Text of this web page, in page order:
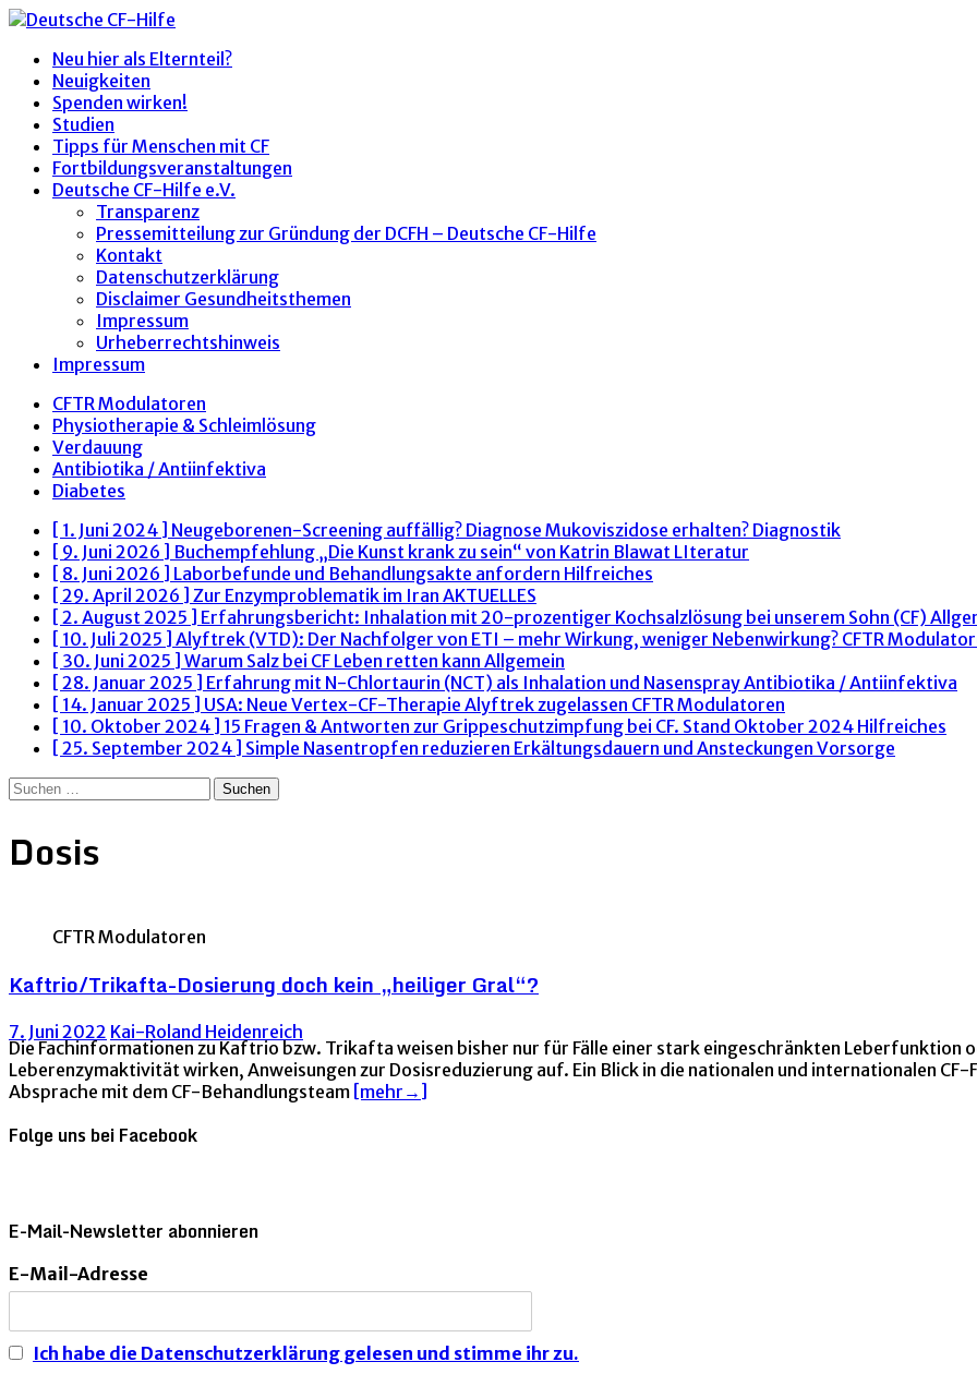
Neu hier als Elternteil?
Neuigkeiten
Spenden wirken!
Studien
Tipps für Menschen mit CF
Fortbildungsveranstaltungen
Deutsche CF-Hilfe e.V.
Transparenz
Pressemitteilung zur Gründung der DCFH – Deutsche CF-Hilfe
Kontakt
Datenschutzerklärung
Disclaimer Gesundheitsthemen
Impressum
Urheberrechtshinweis
Impressum
CFTR Modulatoren
Physiotherapie & Schleimlösung
Verdauung
Antibiotika / Antiinfektiva
Diabetes
[ 1. Juni 2024 ] Neugeborenen-Screening auffällig? Diagnose Mukoviszidose erhalten? Diagnostik
[ 9. Juni 2026 ] Buchempfehlung „Die Kunst krank zu sein“ von Katrin Blawat LIteratur
[ 8. Juni 2026 ] Laborbefunde und Behandlungsakte anfordern Hilfreiches
[ 29. April 2026 ] Zur Enzymproblematik im Iran AKTUELLES
[ 2. August 2025 ] Erfahrungsbericht: Inhalation mit 20-prozentiger Kochsalzlösung bei unserem Sohn (CF)
[ 10. Juli 2025 ] Alyftrek (VTD): Der Nachfolger von ETI – mehr Wirkung, weniger Nebenwirkung? CFTR
[ 30. Juni 2025 ] Warum Salz bei CF Leben retten kann Allgemein
[ 28. Januar 2025 ] Erfahrung mit N-Chlortaurin (NCT) als Inhalation und NasensprayAntibiotika / Antiinfektiva
[ 14. Januar 2025 ] USA: Neue Vertex-CF-Therapie Alyftrek zugelassen CFTR Modulatoren
[ 10. Oktober 2024 ] 15 Fragen & Antworten zur Grippeschutzimpfung bei CF. Stand Oktober 2024 Hilfreiches
[ 25. September 2024 ] Simple Nasentropfen reduzieren Erkältungsdauern und Ansteckungen Vorsorge
Suchen
Dosis
CFTR Modulatoren
Kaftrio/Trikafta-Dosierung doch kein „heiliger Gral“?
7. Juni 2022 Kai-Roland Heidenreich
Die Fachinformationen zu Kaftrio bzw. Trikafta weisen bisher nur für Fälle einer stark eingeschränkten Leberfunktion
Leberenzymaktivität wirken, Anweisungen zur Dosisreduzierung auf. Ein Blick in die nationalen und internationalen
Absprache mit dem CF-Behandlungsteam [mehr→]
Folge uns bei Facebook
E-Mail-Newsletter abonnieren
E-Mail-Adresse
Ich habe die Datenschutzerklärung gelesen und stimme ihr zu.